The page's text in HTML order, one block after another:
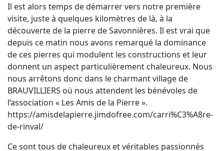
Il est alors temps de démarrer vers notre première
visite, juste à quelques kilomètres de là, à la
découverte de la pierre de Savonnières. Il est vrai que
depuis ce matin nous avons remarqué la dominance
de ces pierres qui modulent les constructions et leur
donnent un aspect particulièrement chaleureux. Nous
nous arrêtons donc dans le charmant village de
BRAUVILLIERS où nous attendent les bénévoles de
l’association « Les Amis de la Pierre ».
https://amisdelapierre.jimdofree.com/carri%C3%A8re-
de-rinval/
Ce sont tous de chaleureux et véritables passionnés